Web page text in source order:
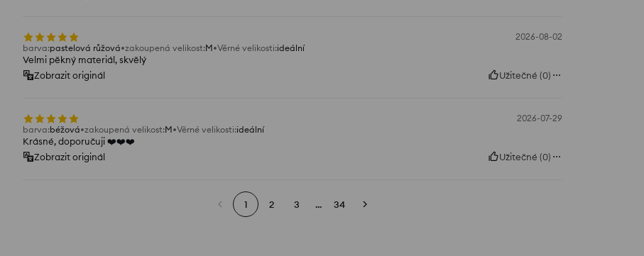
2026-08-02
barva:pastelová růžová zakoupená velikost:M Věrné velikosti:ideální
Velmi pěkný materiál, skvělý
Zobrazit originál
Užitečné (0)
2026-07-29
barva:béžová zakoupená velikost:M Věrné velikosti:ideální
Krásné, doporučuji ❤️❤️❤️
Zobrazit originál
Užitečné (0)
1 2 3 ... 34